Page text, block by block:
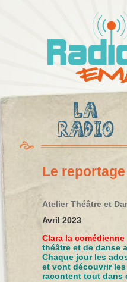
Le reportage
Atelier Théâtre et
Avril 2023
Clara la
théâtre et de danse
Chaque jour les
et vont découvrir
racontent tout dans